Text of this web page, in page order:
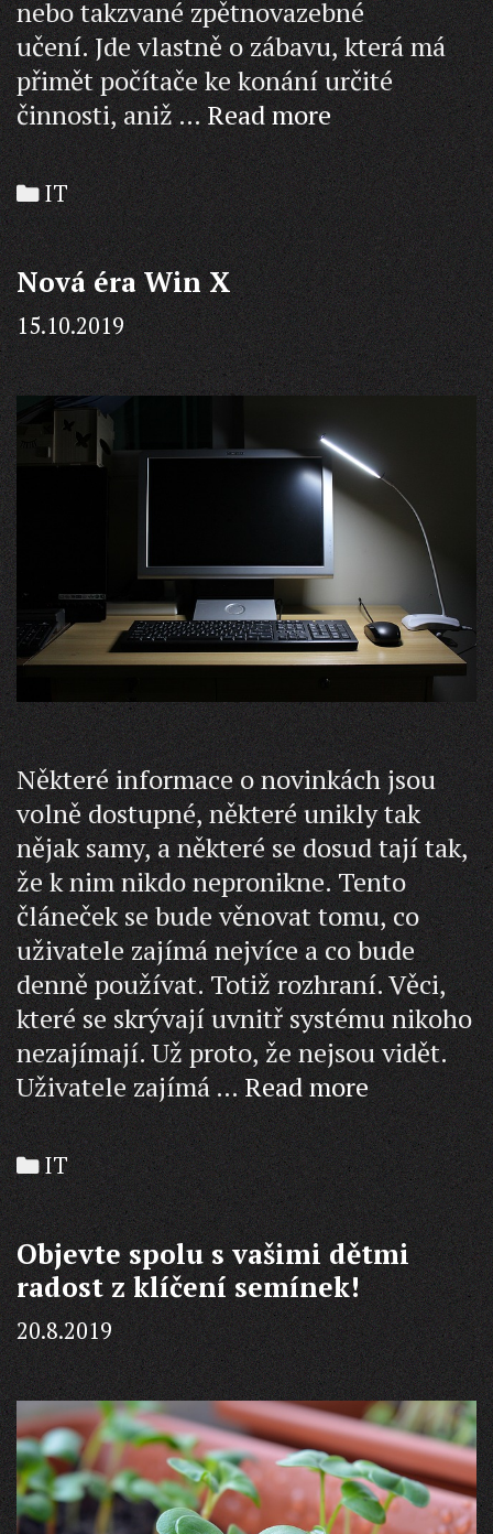
nebo takzvané zpětnovazebné
učení. Jde vlastně o zábavu, která má
přimět počítače ke konání určité
činnosti, aniž …Read moreVývoj
strojového
učení
Categories
IT
Nová éra Win X
15.10.2019
Některé informace o novinkách jsou
volně dostupné, některé unikly tak
nějak samy, a některé se dosud tají tak,
že k nim nikdo nepronikne. Tento
článeček se bude věnovat tomu, co
uživatele zajímá nejvíce a co bude
denně používat. Totiž rozhraní. Věci,
které se skrývají uvnitř systému nikoho
nezajímají. Už proto, že nejsou vidět.
Uživatele zajímá …Read moreNová
éra
Win
X
Categories
IT
Objevte spolu s vašimi dětmi
radost z klíčení semínek!
20.8.2019